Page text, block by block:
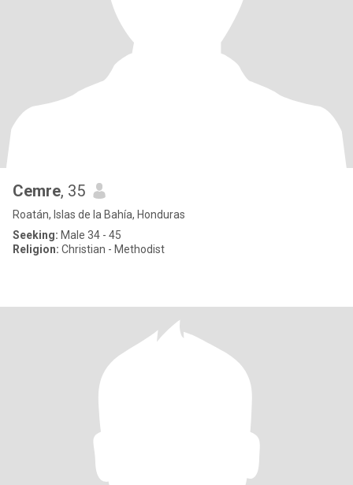
Cemre, 35
Roatán, Islas de la Bahía, Honduras
Seeking: Male 34 - 45
Religion: Christian - Methodist